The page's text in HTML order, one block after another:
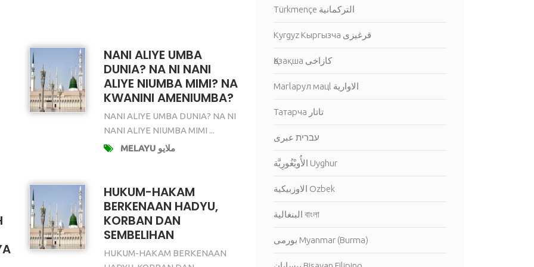
NANI ALIYE UMBA
DUNIA? NA NI NANI
ALIYE NIUMBA MIMI? NA
KWANINI AMENIUMBA?
NANI ALIYE UMBA DUNIA? NA NI
NANI ALIYE NIUMBA MIMI ...
MELAYU ملايو
HUKUM-HAKAM
BERKENAAN HADYU,
KORBAN DAN
SEMBELIHAN
HUKUM-HAKAM BERKENAAN
Türkmençe التركمانية
Kyrgyz Кыргызча قرغيزى
Қазақша كازاخى
Магlарул мацl الاوارية
Татарча تاتار
עברית عبرى
الأُويْغُورِيَّة Uyghur
الاوزبيكية Ozbek
البنغالية বাংলা
بورمى Myanmar (Burma)